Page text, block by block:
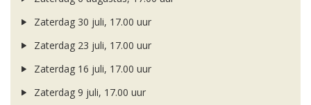
Zaterdag 30 juli, 17.00 uur
Zaterdag 23 juli, 17.00 uur
Zaterdag 16 juli, 17.00 uur
Zaterdag 9 juli, 17.00 uur